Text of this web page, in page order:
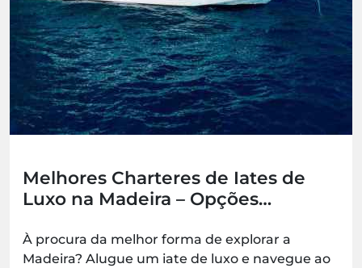
Melhores Charteres de Iates de
Luxo na Madeira – Opções
Grupos
À procura da melhor forma de explorar a
Madeira? Alugue um iate de luxo e navegue ao